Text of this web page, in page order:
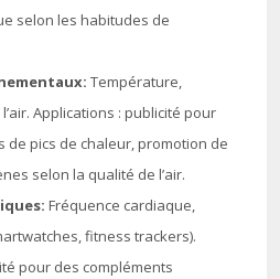
selon les habitudes de
Température,
Applications : publicité pour
de pics de chaleur, promotion de
selon la qualité de l’air.
Fréquence cardiaque,
fitness trackers).
pour des compléments